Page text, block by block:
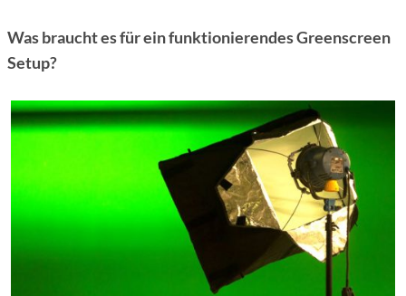
Was braucht es für ein funktionierendes Greenscreen
Setup?